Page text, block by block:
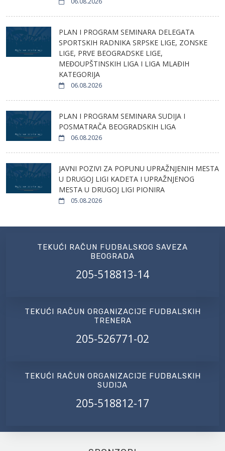
PLAN I PROGRAM SEMINARA DELEGATA
SPORTSKIH RADNIKA SRPSKE LIGE, ZONSKE
LIGE, PRVE BEOGRADSKE LIGE,
MEĐOUPŠTINSKIH LIGA I LIGA MLAĐIH
KATEGORIJA
06.08.2026
PLAN I PROGRAM SEMINARA SUDIJA I
POSMATRAČA BEOGRADSKIH LIGA
06.08.2026
JAVNI POZIVI ZA POPUNU UPRAŽNJENIH MESTA
U DRUGOJ LIGI KADETA I UPRAŽNJENOG
MESTA U DRUGOJ LIGI PIONIRA
05.08.2026
TEKUĆI RAČUN FUDBALSKOG SAVEZA
BEOGRADA
205-518813-14
TEKUĆI RAČUN ORGANIZACIJE FUDBALSKIH
TRENERA
205-526771-02
TEKUĆI RAČUN ORGANIZACIJE FUDBALSKIH
SUDIJA
205-518812-17